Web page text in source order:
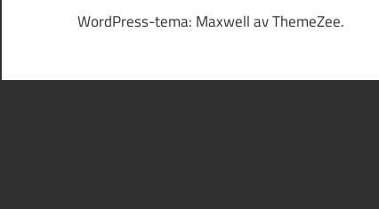
WordPress-tema: Maxwell av ThemeZee.